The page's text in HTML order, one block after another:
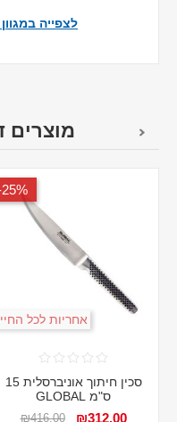
לצפייה
מוצרים
25%-
אחריות לכל
סכין חיתוך אוניברסלית 15
ס"מ GLOBAL
₪312.00
₪416.00